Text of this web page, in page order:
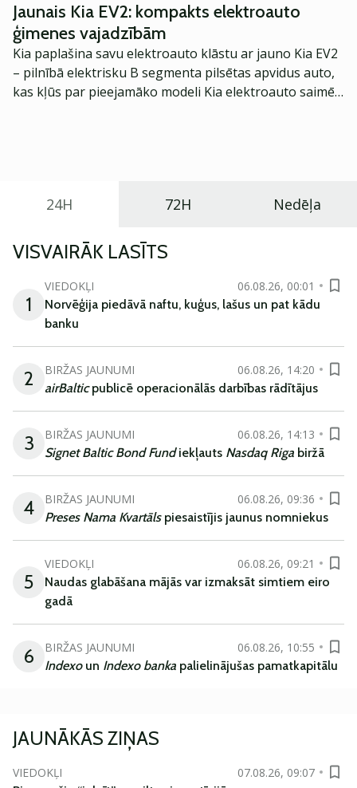
Jaunais Kia EV2: kompakts elektroauto
ģimenes vajadzībām
Kia paplašina savu elektroauto klāstu ar jauno Kia EV2
– pilnībā elektrisku B segmenta pilsētas apvidus auto,
kas kļūs par pieejamāko modeli Kia elektroauto saimē
24H 72H Nedēļa
VISVAIRĀK LASĪTS
1
VIEDOKĻI
06.08.26, 00:01
Norvēģija piedāvā naftu, kuģus, lašus un pat kādu
banku
2 BIRŽAS JAUNUMI
06.08.26, 14:20
airBalticpublicē operacionālās darbības rādītājus
3 BIRŽAS JAUNUMI
06.08.26, 14:13
Signet Baltic Bond Fundiekļauts Nasdaq Riga biržā
4 BIRŽAS JAUNUMI
06.08.26, 09:36
Preses Nama Kvartāls piesaistījis jaunus nomniekus
5
VIEDOKĻI
06.08.26, 09:21
Naudas glabāšana mājās var izmaksāt simtiem eiro
gadā
6 BIRŽAS JAUNUMI
06.08.26, 10:55
Indexoun Indexo banka palielinājušas pamatkapitālu
JAUNĀKĀS ZIŅAS
VIEDOKĻI
07.08.26, 09:07